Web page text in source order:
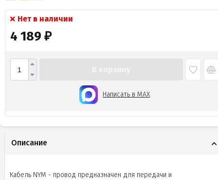
Нет в наличии
4 189 ₽
Написать в MAX
Описание
Кабель NYM - провод предназначен для передачи и